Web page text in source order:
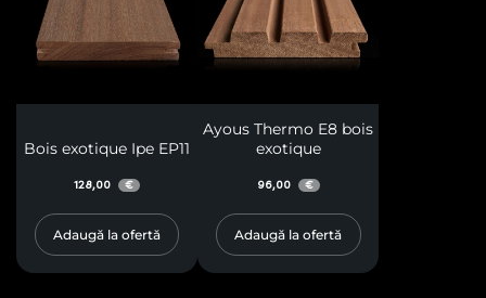
Bois exotique Ipe EP11
128,00 €
Adaugă la ofertă
Ayous Thermo E8 bois
exotique
96,00 €
Adaugă la ofertă